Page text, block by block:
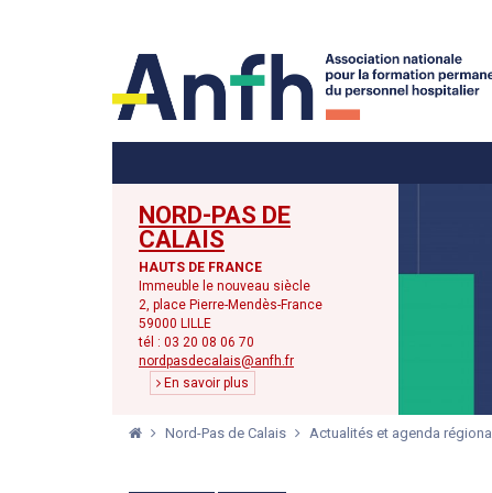
NORD-PAS DE
CALAIS
HAUTS DE FRANCE
Immeuble le nouveau siècle
2, place Pierre-Mendès-France
59000 LILLE
tél : 03 20 08 06 70
nordpasdecalais@anfh.fr
En savoir plus
Nord-Pas de Calais Actualités et agenda régional